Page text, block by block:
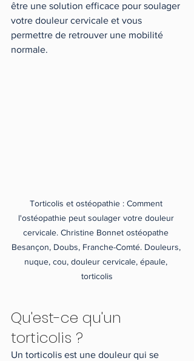
être une solution efficace pour soulager
votre douleur cervicale et vous
permettre de retrouver une mobilité
normale.
Torticolis et ostéopathie : Comment
l'ostéopathie peut soulager votre douleur
cervicale. Christine Bonnet ostéopathe
Besançon, Doubs, Franche-Comté. Douleurs,
nuque, cou, douleur cervicale, épaule,
torticolis
Qu'est-ce qu'un
torticolis ?
Un torticolis est une douleur qui se